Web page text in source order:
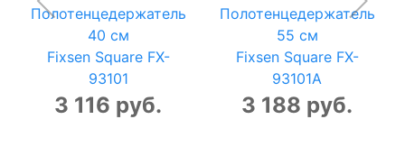
Полотенцедержатель
40 см
Fixsen Square FX-
93101
3 116 руб.
Полотенцедержатель
55 см
Fixsen Square FX-
93101A
3 188 руб.